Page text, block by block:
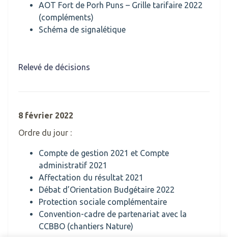
AOT Fort de Porh Puns – Grille tarifaire 2022
(compléments)
Schéma de signalétique
Relevé de décisions
8 février 2022
Ordre du jour :
Compte de gestion 2021 et Compte
administratif 2021
Affectation du résultat 2021
Débat d’Orientation Budgétaire 2022
Protection sociale complémentaire
Convention-cadre de partenariat avec la
CCBBO (chantiers Nature)